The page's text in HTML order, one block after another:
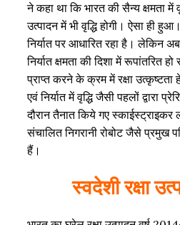
ने कहा था कि भारत की सैन्य क्षमता में
उत्पादन में भी वृद्धि होगी। ऐसा ही
निर्यात पर आधारित रहा है। लेकिन
निर्यात क्षमता की दिशा में रूपांतरित हो
प्राप्त करने के क्रम में रक्षा उत्कृष्टता
एवं निर्यात में वृद्धि जैसी पहलों द्वारा
दौरान तैनात किये गए
संचालित निगरानी रोबोट जैसे प्रमुख
हैं।
स्वदेशी रक्षा